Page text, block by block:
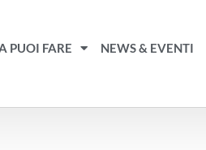
PUOI FARE NEWS & EVENTI